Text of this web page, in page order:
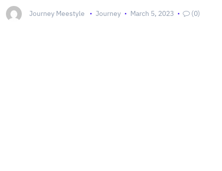
Journey Meestyle Journey March 5, 2023 (0)